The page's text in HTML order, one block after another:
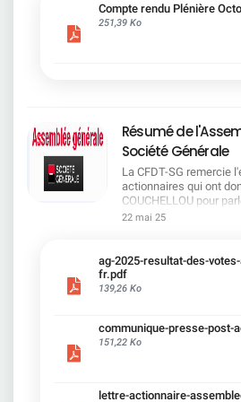
cadre du dialogue social.Bonne lecture !
Compte rendu Plénière
251,39 Ko
Résumé de
Société Générale
La CFDT-SG remercie
actionnaires qui ont
COUCHELLOU pour
voix.L'assemblée
souligné la forte
facteurs financiers et
encourageant.Le
solide. Etre une banque
une banque efficace.
22 mai 25
ag-2025-resultat-des-
fr.pdf
139,26 Ko
communique-presse-post-
151,22 Ko
lettre-actionnaire-